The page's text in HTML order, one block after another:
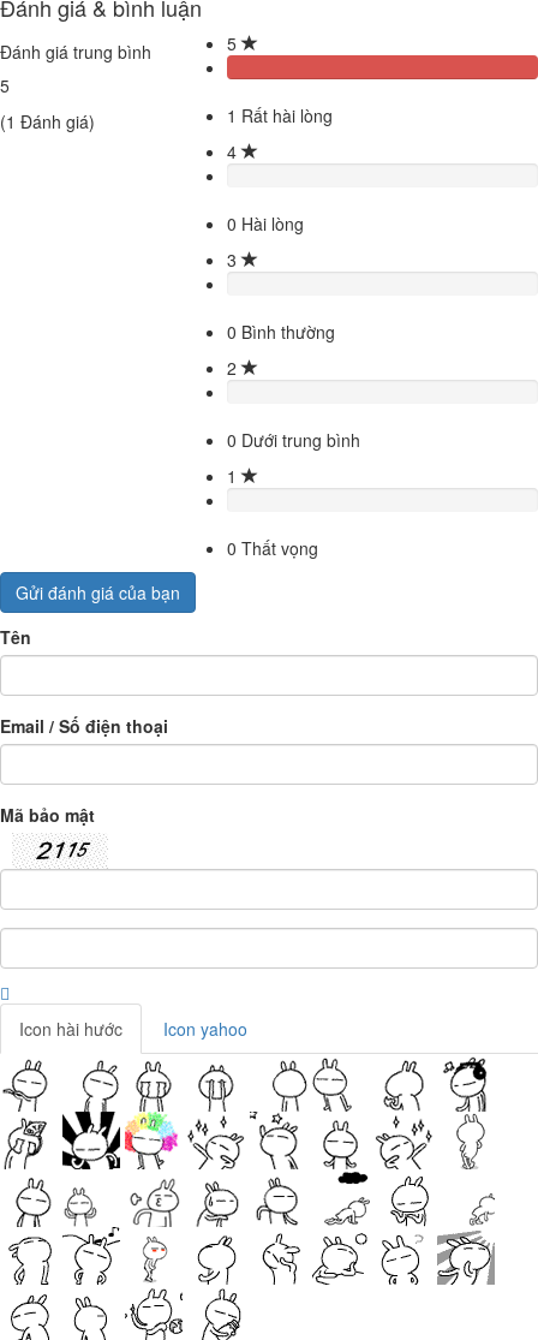
Đánh giá & bình luận
Đánh giá trung bình
5
(1 Đánh giá)
5
1 Rất hài lòng
4
0 Hài lòng
3
0 Bình thường
2
0 Dưới trung bình
1
0 Thất vọng
Gửi đánh giá của bạn
Tên
Email / Số điện thoại
Mã bảo mật
Icon hài hước Icon yahoo